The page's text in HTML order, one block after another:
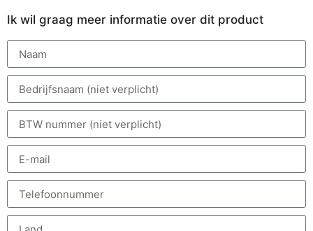
Ik wil graag meer informatie over dit product